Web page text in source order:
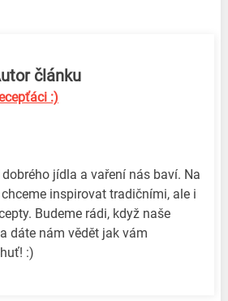
článku
:)
jídla a vaření nás baví. Na
inspirovat tradičními, ale i
Budeme rádi, když naše
dáte nám vědět jak vám
:)